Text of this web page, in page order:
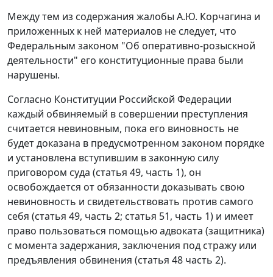
Между тем из содержания жалобы А.Ю. Корчагина и
приложенных к ней материалов не следует, что
Федеральным законом "Об оперативно-розыскной
деятельности" его конституционные права были
нарушены.
Согласно Конституции Российской Федерации
каждый обвиняемый в совершении преступления
считается невиновным, пока его виновность не
будет доказана в предусмотренном законом порядке
и установлена вступившим в законную силу
приговором суда (статья 49, часть 1), он
освобождается от обязанности доказывать свою
невиновность и свидетельствовать против самого
себя (статья 49, часть 2; статья 51, часть 1) и имеет
право пользоваться помощью адвоката (защитника)
с момента задержания, заключения под стражу или
предъявления обвинения (статья 48 часть 2).